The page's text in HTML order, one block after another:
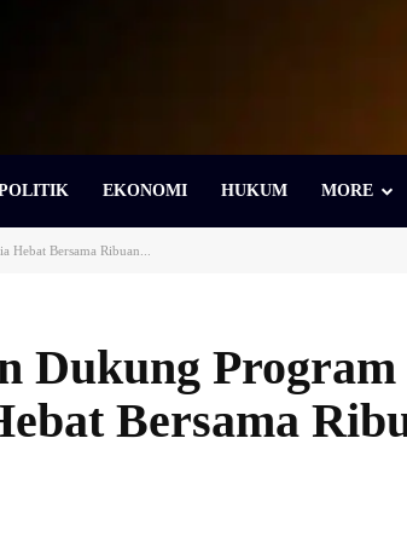
EKONOMI HUKUM MORE
Bersama Ribuan...
Dukung Program
Bersama